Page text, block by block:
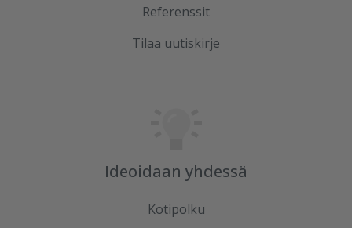
Referenssit
Tilaa uutiskirje
Ideoidaan yhdessä
Kotipolku